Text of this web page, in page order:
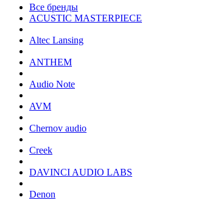
Все бренды
ACUSTIC MASTERPIECE
Altec Lansing
ANTHEM
Audio Note
AVM
Chernov audio
Creek
DAVINCI AUDIO LABS
Denon